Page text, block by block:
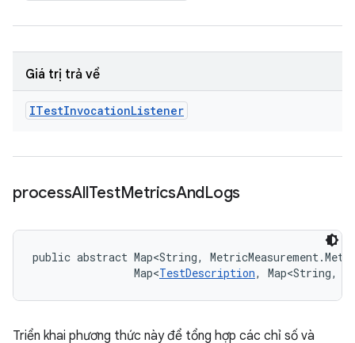
Giá trị trả về
ITestInvocationListener
processAllTestMetricsAndLogs
public abstract Map<String,
                Map<
TestDescription, Map<String,
Triển khai phương thức này để tổng hợp các chỉ số và